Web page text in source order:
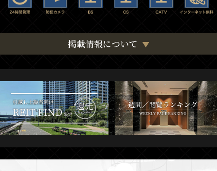
掲載情報について